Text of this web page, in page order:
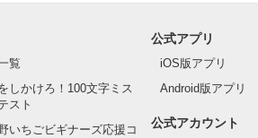
覧
しかけろ！100文字ミス
スト
いちごビギナーズ応援コ
公式アプリ
iOS版アプリ
Android版アプリ
公式アカウント